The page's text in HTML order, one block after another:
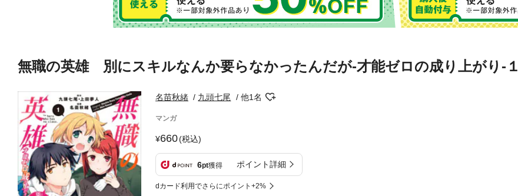
無職の英雄 別にスキルなんか要らなかったんだが-才能ゼロの成り上がり-１
名苗秋緒 九頭七尾 他1名
マンガ
660(税込)
6pt獲得 ポイント詳細
dカード利用でさらにポイント+2%